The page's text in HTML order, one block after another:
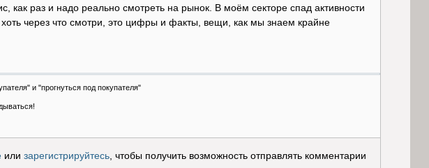
как раз и надо реально смотреть на рынок. В моём секторе спад активности
через что смотри, это цифры и факты, вещи, как мы знаем крайне
и "прогнуться под покупателя"
или зарегистрируйтесь, чтобы получить возможность отправлять комментарии